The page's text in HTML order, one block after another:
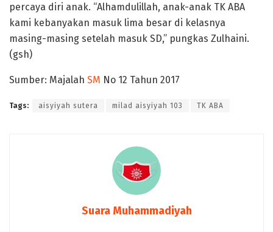
percaya diri anak. “Alhamdulillah, anak-anak TK ABA
kami kebanyakan masuk lima besar di kelasnya
masing-masing setelah masuk SD,” pungkas Zulhaini.
(gsh)
Sumber: Majalah SM No 12 Tahun 2017
Tags: aisyiyah sutera milad aisyiyah 103 TK ABA
Suara Muhammadiyah